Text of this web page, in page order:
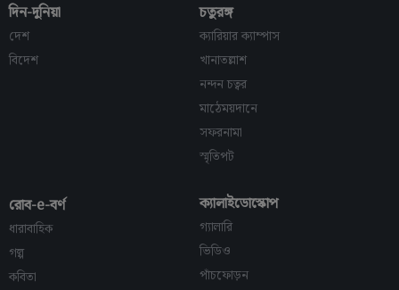
দিন-দুনিয়া
দেশ
বিদেশ
চতুরঙ্গ
ক্যারিয়ার ক্যাম্পাস
খানাতল্লাশ
নন্দন চত্বর
মাঠেময়দানে
সফরনামা
স্মৃতিপট
রোব-e-বর্ণ
ধারাবাহিক
গল্প
কবিতা
ক্যালাইডোস্কোপ
গ্যালারি
ভিডিও
পাঁচফোড়ন